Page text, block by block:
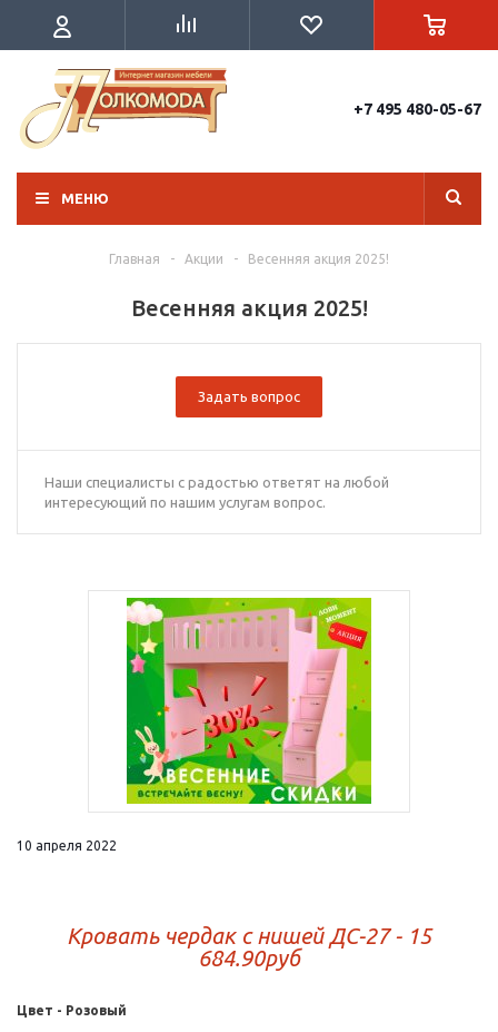
+7 495 480-05-67
МЕНЮ
Главная - Акции - Весенняя акция 2025!
Весенняя акция 2025!
Задать вопрос
Наши специалисты с радостью ответят на любой
интересующий по нашим услугам вопрос.
10 апреля 2022
Кровать чердак с нишей ДС-27 - 15
684.90руб
Цвет - Розовый